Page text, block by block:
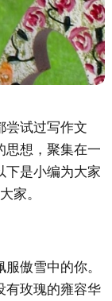
尝试过写作文
思想，聚集在一
下是小编为大家
家。
傲雪中的你。
有玫瑰的雍容华